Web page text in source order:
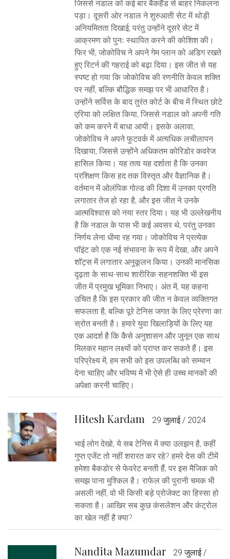
जिससे नडाल को कई बार बैकहैंड से बाहर निकलना
पड़ा। दूसरी ओर नडाल ने शुरुआती सेट में थोड़ी
अनियमितता दिखाई, परंतु उन्होंने दूसरे सेट में
आक्रमण को पुनः स्थापित करने की कोशिश की।
फिर भी, जोकोविच ने अपने गेम प्लान को अडिग रखते
हुए रिटर्न की गहराई को बढ़ा दिया। इस जीत से यह
स्पष्ट हो गया कि जोकोविच की रणनीति केवल शक्ति
पर नहीं, बल्कि बौद्धिक समझ पर भी आधारित है।
उन्होंने सर्विस के बाद तुरंत कोर्ट के बीच में स्थित छोटे
एरिया को लक्षित किया, जिससे नडाल को अपनी गति
को कम करने में बाधा आयी। इसके अलावा,
जोकोविच ने अपने फुटवर्क में अत्यधिक लचीलापन
दिखाया, जिससे उन्होंने अधिकतम कोरिडोर कवरेज
हासिल किया। यह तत्व यह दर्शाता है कि उनका
प्रशिक्षण किस हद तक विस्तृत और वैज्ञानिक है।
वर्तमान में ओलंपिक गोल्ड की दिशा में उनका प्रगति
लगातार तेज हो रहा है, और इस जीत ने उनके
आत्मविश्वास को नया स्तर दिया। यह भी उल्लेखनीय
है कि नडाल के पास भी कई अवसर थे, परंतु उनका
निर्णय लेना धीमा रह गया। जोकोविच ने प्रत्येक
पॉइंट को एक नई संभावना के रूप में देखा, और अपने
शॉट्स में लगातार अनुकूलन किया। उनकी मानसिक
दृढ़ता के साथ-साथ शारीरिक सहनशक्ति भी इस
जीत में प्रमुख भूमिका निभाए। अंत में, यह कहना
उचित है कि इस प्रकार की जीत न केवल व्यक्तिगत
सफलता है, बल्कि पूरे टेनिस जगत के लिए प्रेरणा का
स्रोत बनती है। हमारे युवा खिलाड़ियों के लिए यह
एक आदर्श है कि कैसे अनुशासन और जुनून एक साथ
मिलकर महान लक्ष्यों को प्राप्त कर सकते हैं। इस
परिप्रेक्ष्य में, हम सभी को इस उपलब्धि को सम्मान
देना चाहिए और भविष्य में भी ऐसे ही उच्च मानकों की
अपेक्षा करनी चाहिए।
Hitesh Kardam 29 जुलाई / 2024
भाई लोग देखो, ये सब टेनिस में क्या उलझन है, कहीं
गुप्त एजेंट तो नहीं शरारत कर रहे? हमरे देस की टीमें
हमेशा बैकडोर से फेवरेट बनती हैं, पर इस मैजिक को
समझ पाना मुश्किल है। राफेल की पुरानी चमक भी
असली नहीं, वो भी किसी बड़े प्रोजेक्ट का हिस्सा हो
सकता है। आखिर सब कुछ कंसलेशन और कंट्रोल
का खेल नहीं है क्या?
Nandita Mazumdar
29 जुलाई /